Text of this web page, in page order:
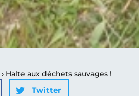
› Halte aux déchets sauvages !
Twitter